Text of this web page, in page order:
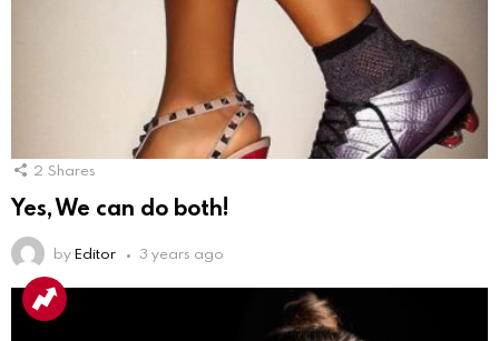
2 Shares
Yes, We can do both!
byEditor 3 years ago